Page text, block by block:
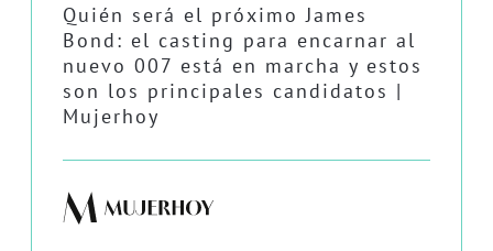
Quién será el próximo James
Bond: el casting para encarnar al
nuevo 007 está en marcha y estos
son los principales candidatos |
Mujerhoy